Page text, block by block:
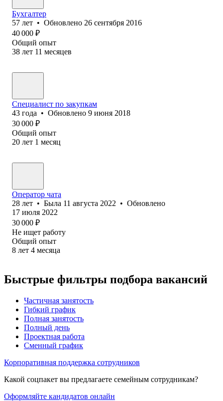
Бухгалтер
57 лет • Обновлено 26 сентября 2016
40 000 ₽
Общий опыт
38 лет 11 месяцев
Специалист по закупкам
43 года • Обновлено 9 июня 2018
30 000 ₽
Общий опыт
20 лет 1 месяц
Оператор чата
28 лет • Была 11 августа 2022 • Обновлено
17 июля 2022
30 000 ₽
Не ищет работу
Общий опыт
8 лет 4 месяца
Быстрые фильтры подбора вакансий
Частичная занятость
Гибкий график
Полная занятость
Полный день
Проектная работа
Сменный график
Корпоративная поддержка сотрудников
Какой соцпакет вы предлагаете семейным сотрудникам?
Оформляйте кандидатов онлайн